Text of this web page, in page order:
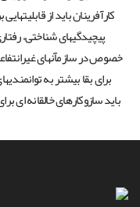
کارآفرینان باید از
پیچیدگیهای شناختی،
خصوص در سازمآنهای
برای بقا بیشتر به
باید سازوکارهای خالقانه ای